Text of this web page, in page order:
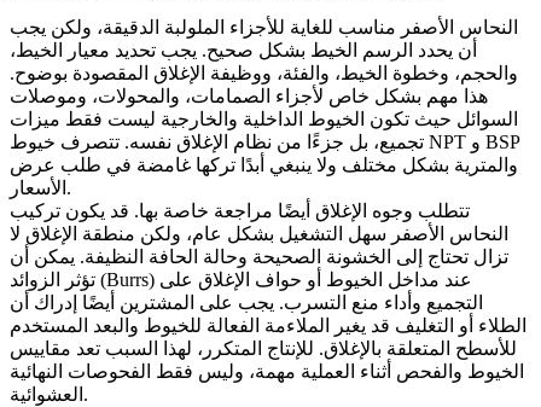
النحاس الأصفر مناسب للغاية للأجزاء الملولبة الدقيقة، ولكن يجب
أن يحدد الرسم الخيط بشكل صحيح. يجب تحديد معيار الخيط،
والحجم، وخطوة الخيط، والفئة، ووظيفة الإغلاق المقصودة بوضوح.
هذا مهم بشكل خاص لأجزاء الصمامات، والمحولات، وموصلات
السوائل حيث تكون الخيوط الداخلية والخارجية ليست فقط ميزات
تجميع، بل جزءًا من نظام الإغلاق نفسه. تتصرف خيوط NPT و BSP
والمترية بشكل مختلف ولا ينبغي أبدًا تركها غامضة في طلب عرض
الأسعار.
تتطلب وجوه الإغلاق أيضًا مراجعة خاصة بها. قد يكون تركيب
النحاس الأصفر سهل التشغيل بشكل عام، ولكن منطقة الإغلاق لا
تزال تحتاج إلى الخشونة الصحيحة وحالة الحافة النظيفة. يمكن أن
تؤثر الزوائد (Burrs) عند مداخل الخيوط أو حواف الإغلاق على
التجميع وأداء منع التسرب. يجب على المشترين أيضًا إدراك أن
الطلاء أو التغليف قد يغير الملاءمة الفعالة للخيوط والبعد المستخدم
للأسطح المتعلقة بالإغلاق. للإنتاج المتكرر، لهذا السبب تعد مقاييس
الخيوط والفحص أثناء العملية مهمة، وليس فقط الفحوصات النهائية
العشوائية.